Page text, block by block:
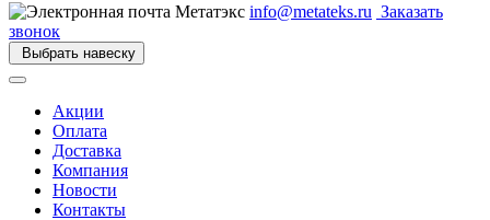
info@metateks.ru Заказать
звонок
Выбрать навеску
Акции
Оплата
Доставка
Компания
Новости
Контакты